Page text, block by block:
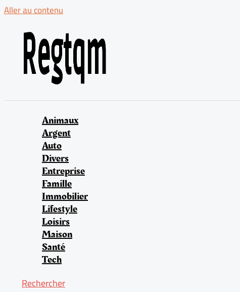
Aller au contenu
Animaux
Argent
Auto
Divers
Entreprise
Famille
Immobilier
Lifestyle
Loisirs
Maison
Santé
Tech
Rechercher